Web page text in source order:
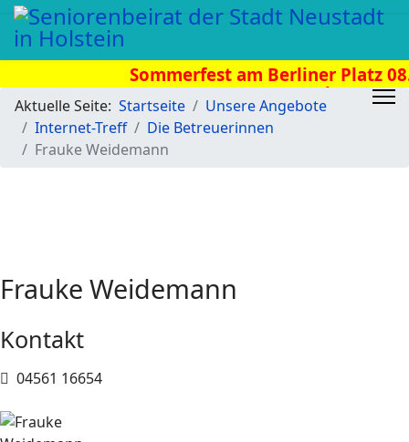
Sommerfest am Berliner Platz
Uhr
Aktuelle Seite: Startseite
Unsere Angebote
Internet-Treff
Die Betreuerinnen
Frauke Weidemann
Frauke Weidemann
Kontakt
Telefon
04561 16654